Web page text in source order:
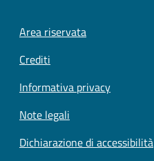
Footer menu
Area riservata
Crediti
Informativa privacy
Note legali
Dichiarazione di accessibilità